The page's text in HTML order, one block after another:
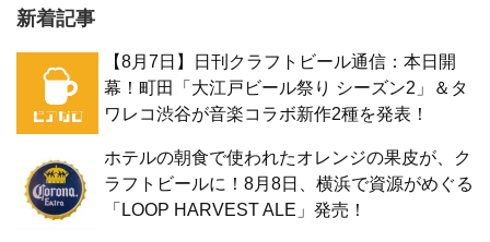
新着記事
【8月7日】日刊クラフトビール通信：本日開
幕！町田「大江戸ビール祭り シーズン2」＆タ
ワレコ渋谷が音楽コラボ新作2種を発表！
ホテルの朝食で使われたオレンジの果皮が、ク
ラフトビールに！8月8日、横浜で資源がめぐる
「LOOP HARVEST ALE」発売！